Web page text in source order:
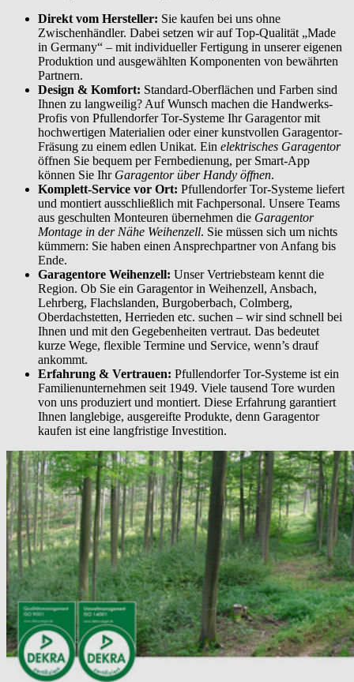
Direkt vom Hersteller: Sie kaufen bei uns ohne
Zwischenhändler. Dabei setzen wir auf Top-Qualität „Made
in Germany“ – mit individueller Fertigung in unserer eigenen
Produktion und ausgewählten Komponenten von bewährten
Partnern.
Design & Komfort: Standard-Oberflächen und Farben sind
Ihnen zu langweilig? Auf Wunsch machen die Handwerks-
Profis von Pfullendorfer Tor-Systeme Ihr Garagentor mit
hochwertigen Materialien oder einer kunstvollen Garagentor-
Fräsung zu einem edlen Unikat. Ein elektrisches Garagentor
öffnen Sie bequem per Fernbedienung, per Smart-App
können Sie Ihr Garagentor über Handy öffnen.
Komplett-Service vor Ort: Pfullendorfer Tor-Systeme liefert
und montiert ausschließlich mit Fachpersonal. Unsere Teams
aus geschulten Monteuren übernehmen die Garagentor
Montage in der Nähe Weihenzell. Sie müssen sich um nichts
kümmern: Sie haben einen Ansprechpartner von Anfang bis
Ende.
Garagentore Weihenzell: Unser Vertriebsteam kennt die
Region. Ob Sie ein Garagentor in Weihenzell, Ansbach,
Lehrberg, Flachslanden, Burgoberbach, Colmberg,
Oberdachstetten, Herrieden etc. suchen – wir sind schnell bei
Ihnen und mit den Gegebenheiten vertraut. Das bedeutet
kurze Wege, flexible Termine und Service, wenn’s drauf
ankommt.
Erfahrung & Vertrauen: Pfullendorfer Tor-Systeme ist ein
Familienunternehmen seit 1949. Viele tausend Tore wurden
von uns produziert und montiert. Diese Erfahrung garantiert
Ihnen langlebige, ausgereifte Produkte, denn Garagentor
kaufen ist eine langfristige Investition.